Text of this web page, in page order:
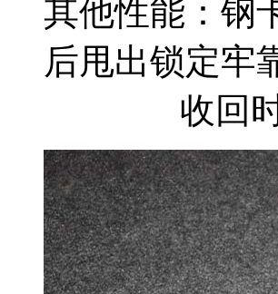
其他性能：钢
后甩出锁定牢
收回时，